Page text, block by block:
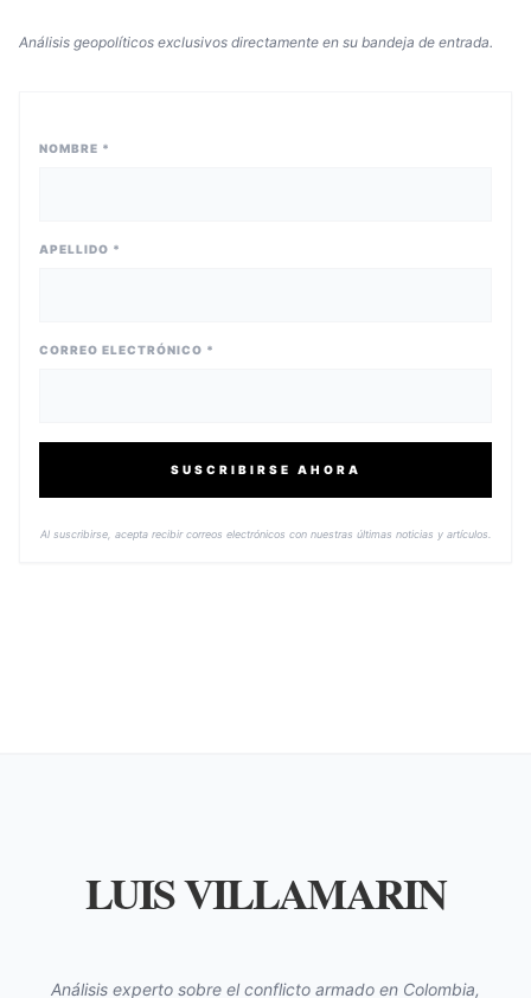
Análisis geopolíticos exclusivos directamente en su bandeja de entrada.
NOMBRE *
APELLIDO *
CORREO ELECTRÓNICO *
SUSCRIBIRSE AHORA
Al suscribirse, acepta recibir correos electrónicos con nuestras últimas noticias y artículos.
LUIS VILLAMARIN
Análisis experto sobre el conflicto armado en Colombia,